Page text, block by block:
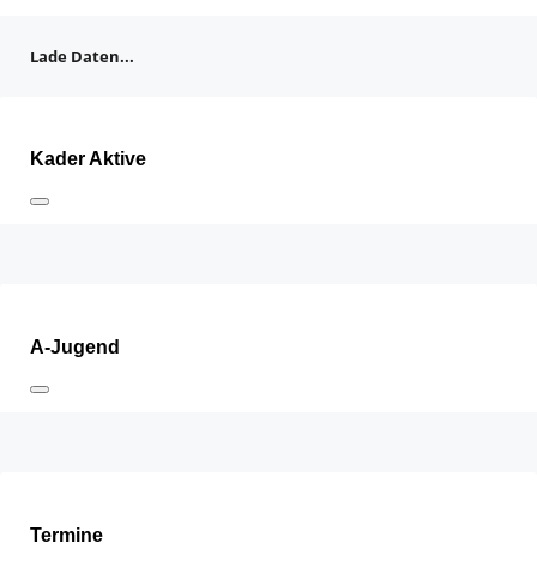
Lade Daten...
Kader Aktive
A-Jugend
Termine